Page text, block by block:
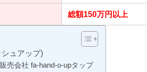
総額150万円以上
ュアップ)
売会社 fa-hand-o-upタップ